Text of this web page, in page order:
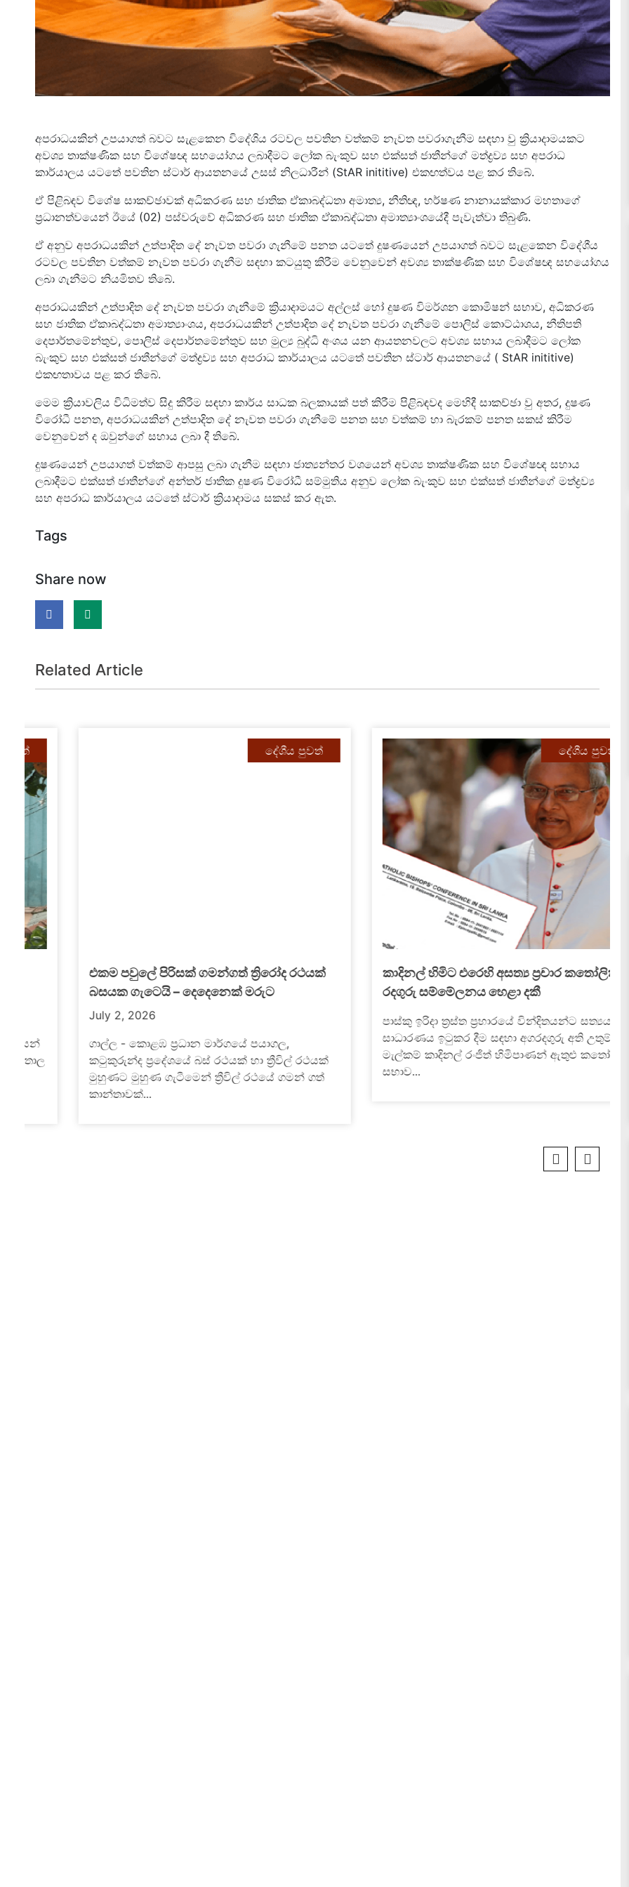
අපරාධයකින් උපයාගත් බවට සැළකෙන විදේශිය රටවල පවතින වත්කම් නැවත පවරාගැනීම සඳහා වු ක්‍රියාදාමයකට
අවශ්‍ය තාක්ෂණික සහ විශේෂඥ සහයෝගය ලබාදීමට ලෝක බැංකුව සහ එක්සත් ජාතීන්ගේ මත්ද්‍රව්‍ය සහ අපරාධ
කාර්යාලය යටතේ පවතින ස්ටාර් ආයතනයේ උසස් නිලධාරීන් (StAR inititive) එකඟත්වය පළ කර තිබේ.
ඒ පිළිබඳව විශේෂ සාකච්ඡාවක් අධිකරණ සහ ජාතික ඒකාබද්ධතා අමාත්‍ය, නීතිඥ, හර්ෂණ නානායක්කාර මහතාගේ
ප්‍රධානත්වයෙන් ඊයේ (02) පස්වරුවේ අධිකරණ සහ ජාතික ඒකාබද්ධතා අමාත්‍යාංශයේදී පැවැත්වා තිබුණි.
ඒ අනුව අපරාධයකින් උත්පාදිත දේ නැවත පවරා ගැනීමේ පනත යටතේ දුෂණයෙන් උපයාගත් බවට සැළකෙන විදේශීය
රටවල පවතින වත්කම් නැවත පවරා ගැනීම සඳහා කටයුතු කිරීම වෙනුවෙන් අවශ්‍ය තාක්ෂණික සහ විශේෂඥ සහයෝගය
ලබා ගැනීමට නියමිතව තිබේ.
අපරාධයකින් උත්පාදිත දේ නැවත පවරා ගැනීමේ ක්‍රියාදාමයට අල්ලස් හෝ දුෂණ විමර්ශන කොමිෂන් සභාව, අධිකරණ
සහ ජාතික ඒකාබද්ධතා අමාත්‍යාංශය, අපරාධයකින් උත්පාදිත දේ නැවත පවරා ගැනීමේ පොලිස් කොට්ඨාශය, නීතිපති
දෙපාර්තමේන්තුව, පොලිස් දෙපාර්තමේන්තුව සහ මුල්‍ය බුද්ධි අංශය යන ආයතනවලට අවශ්‍ය සහාය ලබාදීමට ලෝක
බැංකුව සහ එක්සත් ජාතීන්ගේ මත්ද්‍රව්‍ය සහ අපරාධ කාර්යාලය යටතේ පවතින ස්ටාර් ආයතනයේ ( StAR inititive)
එකඟතාවය පළ කර තිබේ.
මෙම ක්‍රියාවලිය විධිමත්ව සිදු කිරීම සඳහා කාර්ය සාධක බලකායක් පත් කිරීම පිළිබඳවද මෙහිදී සාකච්ඡා වු අතර, දුෂණ
විරෝධී පනත, අපරාධයකින් උත්පාදිත දේ නැවත පවරා ගැනීමේ පනත සහ වත්කම් හා බැරකම් පනත සකස් කිරීම
වෙනුවෙන් ද ඔවුන්ගේ සහාය ලබා දී තිබේ.
දුෂණයෙන් උපයාගත් වත්කම් ආපසු ලබා ගැනීම සඳහා ජාත්‍යන්තර වශයෙන් අවශ්‍ය තාක්ෂණික සහ විශේෂඥ සහාය
ලබාදීමට එක්සත් ජාතීන්ගේ අන්තර් ජාතික දුෂණ විරෝධී සම්මුතිය අනුව ලෝක බැංකුව සහ එක්සත් ජාතීන්ගේ මත්ද්‍රව්‍ය
සහ අපරාධ කාර්යාලය යටතේ ස්ටාර් ක්‍රියාදාමය සකස් කර ඇත.
Tags
Share now
Related Article
දේශීය පුවත්
එකම පවුලේ පිරිසක් ගමන්ගත් ත්‍රිරෝද රථයක්
බසයක ගැටෙයි – දෙදෙනෙක් මරුට
July 2, 2026
ගාල්ල - කොළඹ ප්‍රධාන මාර්ගයේ පයාගල,
කටුකුරුන්ද ප්‍රදේශයේ බස් රථයක් හා ත්‍රීවිල් රථයක්
මුහුණට මුහුණ ගැටීමෙන් ත්‍රීවිල් රථයේ ගමන් ගත්
කාන්තාවක්...
දේශීය පුවත්
කාදිනල් හිමිට එරෙහි අසත්‍ය ප්‍රචාර කතෝලික
රදගුරු සම්මේලනය හෙළා දකී
පාස්කු ඉරිදා ත්‍රස්ත ප්‍රහාරයේ වින්දිතයන්ට සත්‍යය සහ
සාධාරණය ඉටුකර දීම සඳහා අගරදගුරු අති උතුම්
මැල්කම් කාදිනල් රංජිත් හිමිපාණන් ඇතුළු කතෝලික